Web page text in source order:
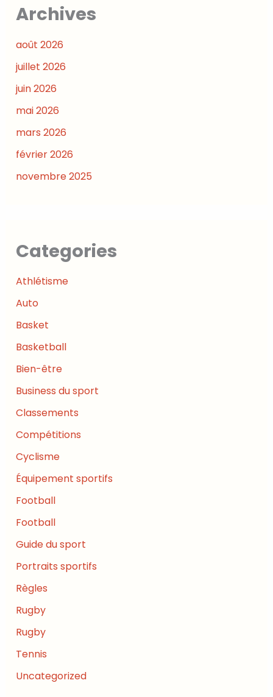
Archives
août 2026
juillet 2026
juin 2026
mai 2026
mars 2026
février 2026
novembre 2025
Categories
Athlétisme
Auto
Basket
Basketball
Bien-être
Business du sport
Classements
Compétitions
Cyclisme
Équipement sportifs
Football
Football
Guide du sport
Portraits sportifs
Règles
Rugby
Rugby
Tennis
Uncategorized